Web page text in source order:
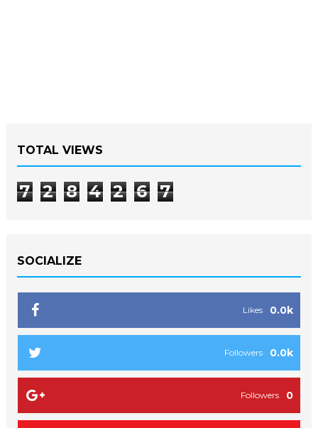
TOTAL VIEWS
7 2 8 4 2 6 7
SOCIALIZE
0.0k
Likes
0.0k
Followers
0
Followers